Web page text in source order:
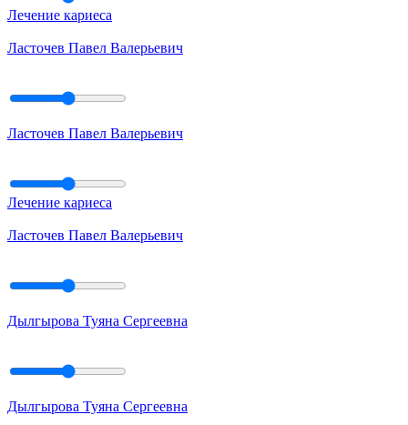
Лечение кариеса
Ласточев Павел Валерьевич
Ласточев Павел Валерьевич
Лечение кариеса
Ласточев Павел Валерьевич
Дылгырова Туяна Сергеевна
Дылгырова Туяна Сергеевна